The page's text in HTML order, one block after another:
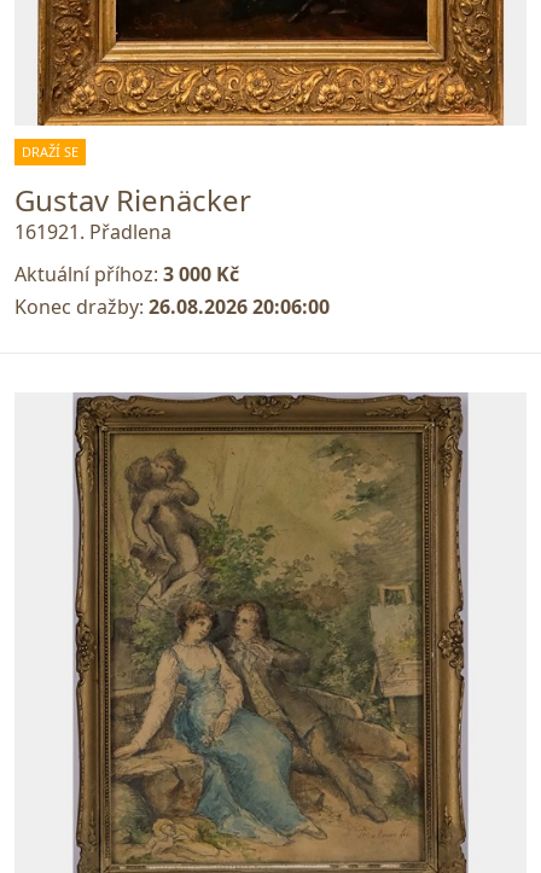
DRAŽÍ SE
Gustav Rienäcker
161921. Přadlena
Aktuální příhoz: 3 000 Kč
Konec dražby: 26.08.2026 20:06:00